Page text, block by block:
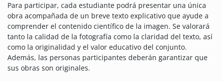
Para participar, cada estudiante podrá presentar una única
obra acompañada de un breve texto explicativo que ayude a
comprender el contenido científico de la imagen. Se valorará
tanto la calidad de la fotografía como la claridad del texto, así
como la originalidad y el valor educativo del conjunto.
Además, las personas participantes deberán garantizar que
sus obras son originales.